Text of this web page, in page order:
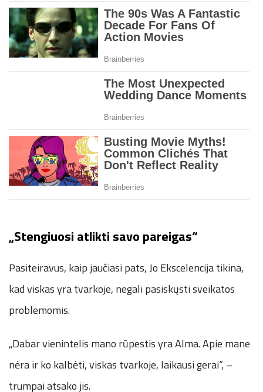
„Stengiuosi atlikti savo pareigas“
Pasiteiravus, kaip jaučiasi pats, Jo Ekscelencija tikina,
kad viskas yra tvarkoje, negali pasiskųsti sveikatos
problemomis.
„Dabar vienintelis mano rūpestis yra Alma. Apie mane
nėra ir ko kalbėti, viskas tvarkoje, laikausi gerai“, –
trumpai atsako jis.